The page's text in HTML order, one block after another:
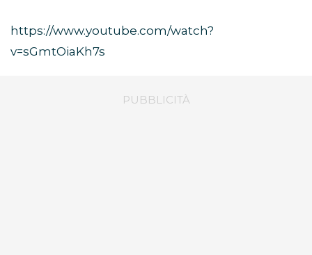
https://www.youtube.com/watch?
v=sGmtOiaKh7s